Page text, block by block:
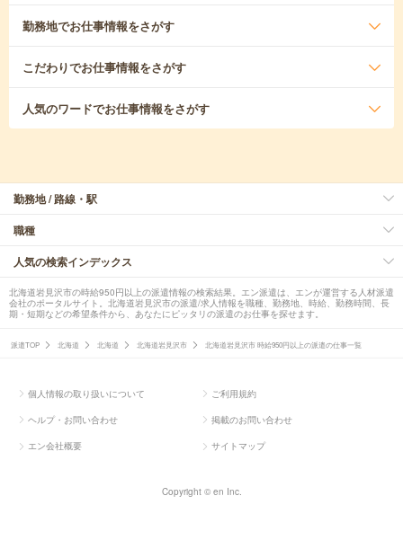
勤務地でお仕事情報をさがす
こだわりでお仕事情報をさがす
人気のワードでお仕事情報をさがす
勤務地 / 路線・駅
職種
人気の検索インデックス
北海道岩見沢市の時給950円以上の派遣情報の検索結果。エン派遣は、エンが運営する人材派遣
会社のポータルサイト。北海道岩見沢市の派遣/求人情報を職種、勤務地、時給、勤務時間、長
期・短期などの希望条件から、あなたにピッタリの派遣のお仕事を探せます。
派遣TOP 北海道 北海道 北海道岩見沢市 北海道岩見沢市 時給950円以上の派遣の仕事一覧
個人情報の取り扱いについて ご利用規約
ヘルプ・お問い合わせ 掲載のお問い合わせ
エン会社概要 サイトマップ
Copyright © en Inc.